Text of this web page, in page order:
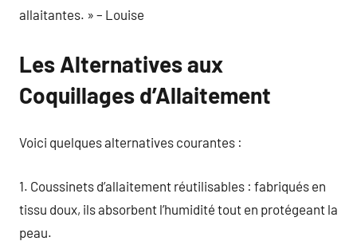
allaitantes. » – Louise
Les Alternatives aux
Coquillages d’Allaitement
Voici quelques alternatives courantes :
1. Coussinets d’allaitement réutilisables : fabriqués en
tissu doux, ils absorbent l’humidité tout en protégeant la
peau.